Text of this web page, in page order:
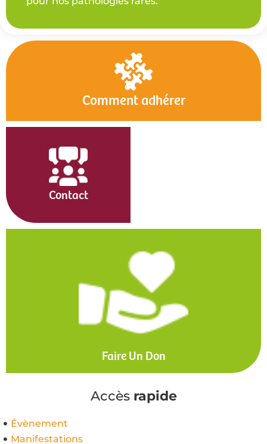
Comment adhérer
Contact
Faire Un Don
Accès rapide
Évènement
Manifestations